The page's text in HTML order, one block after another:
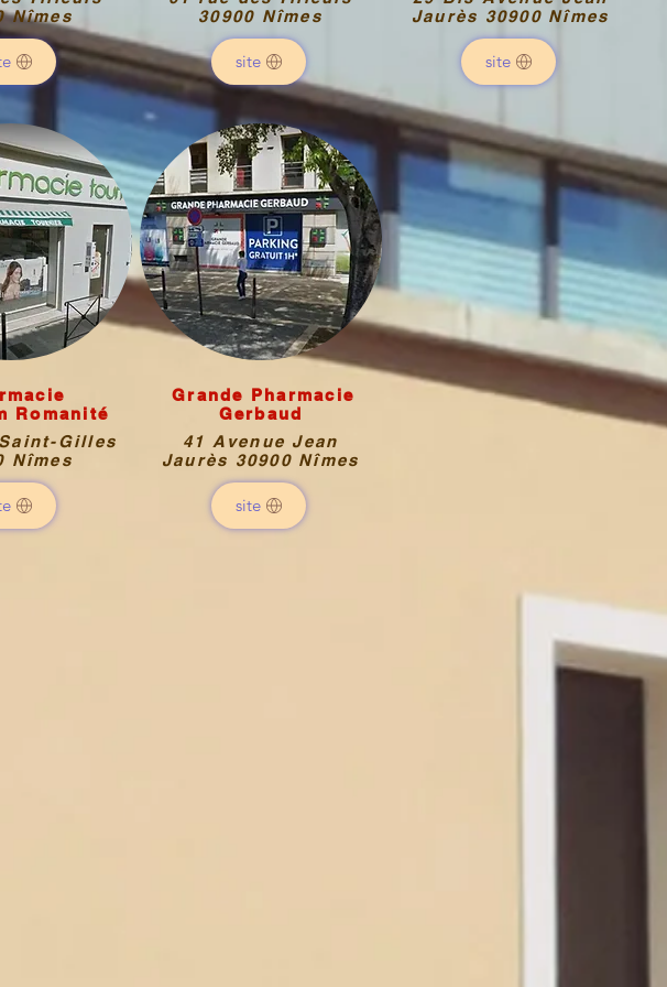
Nîmes
Romanité
Gilles
Nîmes
30900 Nîmes
site
Grande Pharmacie
Gerbaud
41 Avenue Jean
Jaurès 30900 Nîmes
site
Jaurès 30900 Nîmes
site